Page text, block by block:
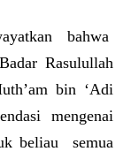
bahwa
Rasulullah
bin ‘Adi
mengenai
beliau semua